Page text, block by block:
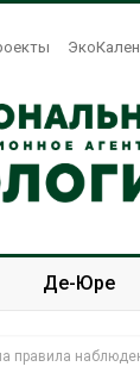
Де-Юре
правила